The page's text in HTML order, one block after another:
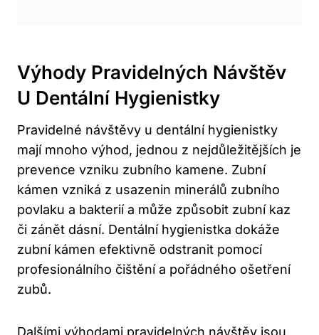
Výhody Pravidelných Návštěv
U Dentální Hygienistky
Pravidelné návštěvy u dentální hygienistky
mají mnoho výhod, jednou z nejdůležitějších je
prevence vzniku zubního kamene. Zubní
kámen vzniká z usazenin minerálů zubního
povlaku a bakterií a může způsobit zubní kaz
či zánět dásní. Dentální hygienistka dokáže
zubní kámen efektivně odstranit pomocí
profesionálního čištění a pořádného ošetření
zubů.